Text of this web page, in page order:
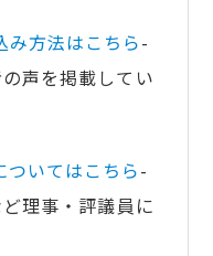
み方法はこちら-
声を掲載してい
いてはこちら-
理事・評議員に